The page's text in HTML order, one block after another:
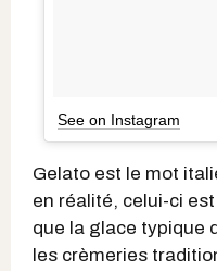
See on Instagram
Gelato est le mot
en réalité, celui-ci
que la glace typique
les crèmeries